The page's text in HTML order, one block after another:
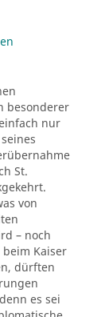
besonderer
nur
St.
von
– noch
Kaiser
dürften
es sei